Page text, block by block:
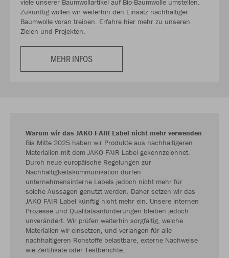
viele unserer Baumwollartikel auf Bio-Baumwolle umstellen.
Zukünftig wollen wir weiterhin den Einsatz nachhaltiger
Baumwolle voran treiben. Erfahre hier mehr zu unseren
Zielen und Projekten.
MEHR INFOS
Warum wir das JAKO FAIR Label nicht mehr verwenden
Bis Mitte 2025 haben wir Produkte aus nachhaltigeren
Materialien mit dem JAKO FAIR Label gekennzeichnet.
Durch neue europäische Regelungen zur
Nachhaltigkeitskommunikation dürfen
unternehmensinterne Labels jedoch nicht mehr für
solche Aussagen genutzt werden. Daher setzen wir das
JAKO FAIR Label künftig nicht mehr ein. Unsere internen
Prozesse und Qualitätsanforderungen bleiben jedoch
unverändert. Wir prüfen weiterhin sorgfältig, welche
Materialien wir einsetzen, und verlangen für alle
nachhaltigeren Rohstoffe belastbare, externe Nachweise
wie Zertifikate oder Testberichte.